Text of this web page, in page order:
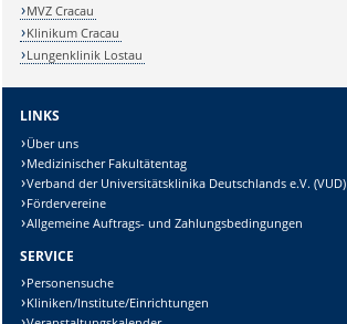
MVZ Cracau
Klinikum Cracau
Lungenklinik Lostau
LINKS
Über uns
Medizinischer Fakultätentag
Verband der Universitätsklinika Deutschlands e.V. (VUD)
Fördervereine
Allgemeine Auftrags- und Zahlungsbedingungen
SERVICE
Personensuche
Kliniken/Institute/Einrichtungen